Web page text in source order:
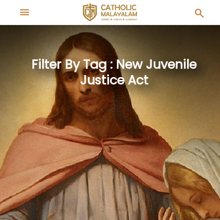
menu search
Filter By Tag : New Juvenile
Justice Act